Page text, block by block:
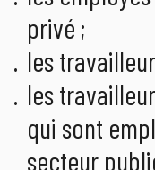
privé ;
les
les
qui sont
secteur